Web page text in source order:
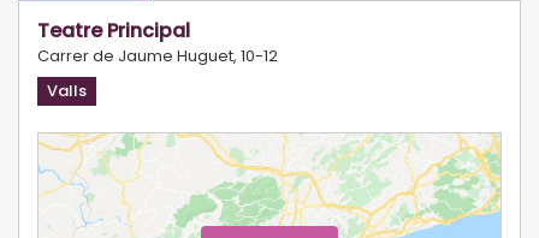
Teatre Principal
Carrer de Jaume Huguet, 10-12
Valls